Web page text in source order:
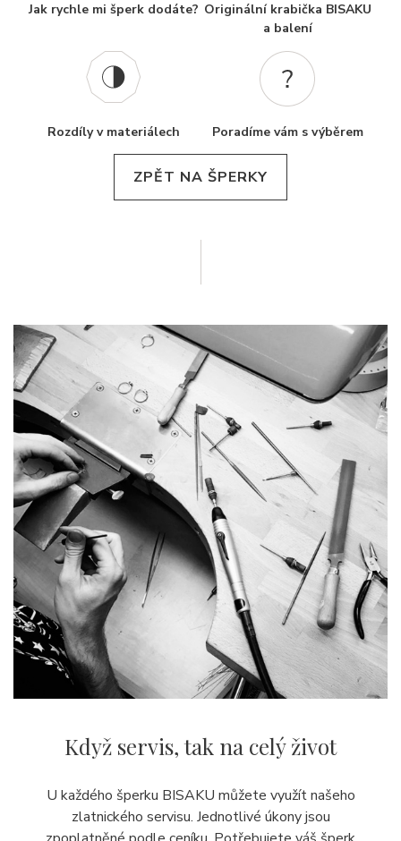
Jak rychle mi šperk dodáte? Originální krabička BISAKU
a balení
Rozdíly v materiálech Poradíme vám s výběrem
ZPĚT NA ŠPERKY
Když servis,tak na celý život
U každého šperku BISAKU můžete využít našeho
zlatnického servisu. Jednotlivé úkony jsou